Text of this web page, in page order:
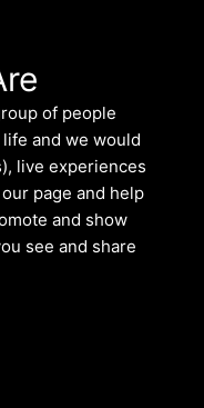
of people
and we would
live experiences
page and help
and show
see and share